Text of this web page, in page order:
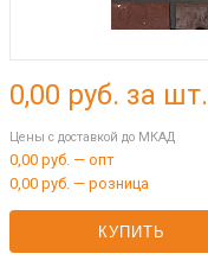
0,00 руб. за шт.
Цены с доставкой до МКАД
0,00 руб. — опт
0,00 руб. — розница
КУПИТЬ